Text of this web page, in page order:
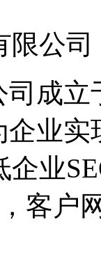
限公
司成
企业
企业
客户